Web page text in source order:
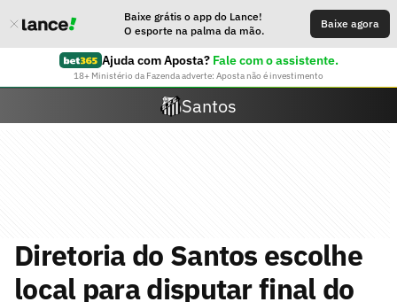
Baixe grátis o app do Lance!
O esporte na palma da mão.
Baixe agora
Ajuda com Aposta? Fale com o assistente.
18+ Ministério da Fazenda adverte: Aposta não é investimento
Santos
Diretoria do Santos escolhe
local para disputar final do